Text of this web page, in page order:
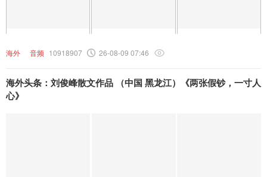
海外 音频 10918907 26-08-09 07:46
海外头条：刘俊峰散文作品 （中国 黑龙江）《两张假钞，一寸人
心》